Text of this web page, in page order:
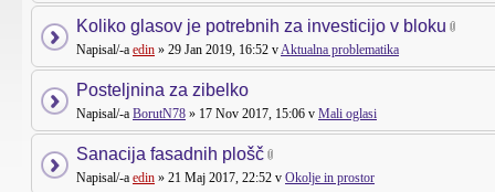
Koliko glasov je potrebnih za investicijo v bloku
Napisal/-a edin » 29 Jan 2019, 16:52 vAktualna problematika
Posteljnina za zibelko
Napisal/-a BorutN78 » 17 Nov 2017, 15:06 v Mali oglasi
Sanacija fasadnih plošč
Napisal/-a edin » 21 Maj 2017, 22:52 v Okolje in prostor